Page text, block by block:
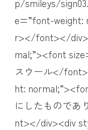
p/smileys/
e=”font-weight:
r></font></
mal;”><font
スウール</
ht:
にしたものであ
nt></div><div